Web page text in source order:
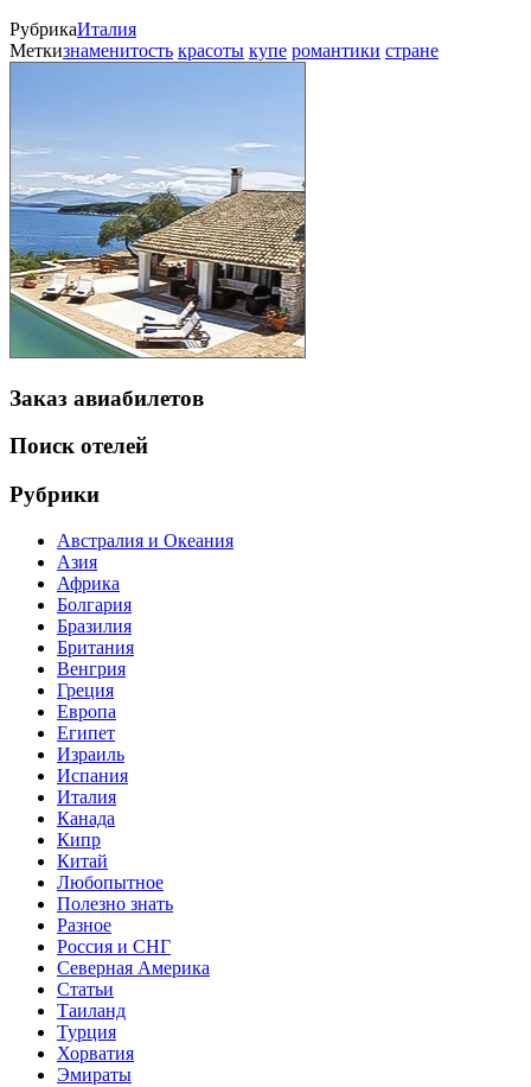
РубрикаИталия
Меткизнаменитость красоты купе романтики стране
Заказ авиабилетов
Поиск отелей
Рубрики
Австралия и Океания
Азия
Африка
Болгария
Бразилия
Британия
Венгрия
Греция
Европа
Египет
Израиль
Испания
Италия
Канада
Кипр
Китай
Любопытное
Полезно знать
Разное
Россия и СНГ
Северная Америка
Статьи
Таиланд
Турция
Хорватия
Эмираты